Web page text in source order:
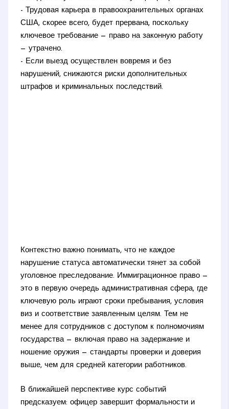
- Трудовая карьера в правоохранительных органах
США, скорее всего, будет прервана, поскольку
ключевое требование — право на законную работу
— утрачено.
- Если выезд осуществлен вовремя и без
нарушений, снижаются риски дополнительных
штрафов и криминальных последствий.
Контекстно важно понимать, что не каждое
нарушение статуса автоматически тянет за собой
уголовное преследование. Иммиграционное право —
это в первую очередь административная сфера, где
ключевую роль играют сроки пребывания, условия
виз и соответствие заявленным целям. Тем не
менее для сотрудников с доступом к полномочиям
государства — включая право на задержание и
ношение оружия — стандарты проверки и доверия
выше, чем для средней категории работников.
В ближайшей перспективе курс событий
предсказуем: офицер завершит формальности и